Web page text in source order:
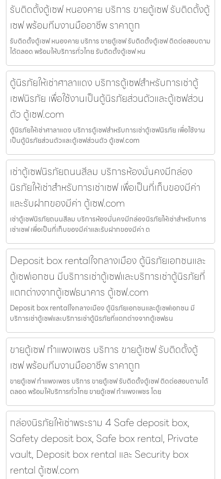
รับติดตั้งตู้เซฟ หนองคาย บริการ ขายตู้เซฟ รับติดตั้งตู้
เซฟ พร้อมทีมงานมืออาชีพ ราคาถูก
รับติดตั้งตู้เซฟ หนองคาย บริการ ขายตู้เซฟ รับติดตั้งตู้เซฟ ติดต่อสอบถาม
ได้ตลอด พร้อมให้บริการทั่วไทย รับติดตั้งตู้เซฟ หน
ตู้นิรภัยให้เช่าศาลาแดง บริการตู้เซฟสำหรับการเช่าตู้
เซฟนิรภัย เพื่อใช้งานเป็นตู้นิรภัยส่วนตัวและตู้เซฟส่วน
ตัว ตู้เซฟ.com
ตู้นิรภัยให้เช่าศาลาแดง บริการตู้เซฟสำหรับการเช่าตู้เซฟนิรภัย เพื่อใช้งาน
เป็นตู้นิรภัยส่วนตัวและตู้เซฟส่วนตัว ตู้เซฟ.com
เช่าตู้เซฟนิรภัยถนนสีลม บริการห้องมั่นคงมีกล่อง
นิรภัยให้เช่าสำหรับการเช่าเซฟ เพื่อเป็นที่เก็บของมีค่า
และรับฝากของมีค่า ตู้เซฟ.com
เช่าตู้เซฟนิรภัยถนนสีลม บริการห้องมั่นคงมีกล่องนิรภัยให้เช่าสำหรับการ
เช่าเซฟ เพื่อเป็นที่เก็บของมีค่าและรับฝากของมีค่า ต
Deposit box rentalใจกลางเมือง ตู้นิรภัยเอกชนและ
ตู้เซฟเอกชน มีบริการเช่าตู้เซฟและบริการเช่าตู้นิรภัยที่
แตกต่างจากตู้เซฟธนาคาร ตู้เซฟ.com
Deposit box rentalใจกลางเมือง ตู้นิรภัยเอกชนและตู้เซฟเอกชน มี
บริการเช่าตู้เซฟและบริการเช่าตู้นิรภัยที่แตกต่างจากตู้เซฟธน
ขายตู้เซฟ กำแพงเพชร บริการ ขายตู้เซฟ รับติดตั้งตู้
เซฟ พร้อมทีมงานมืออาชีพ ราคาถูก
ขายตู้เซฟ กำแพงเพชร บริการ ขายตู้เซฟ รับติดตั้งตู้เซฟ ติดต่อสอบถามได้
ตลอด พร้อมให้บริการทั่วไทย ขายตู้เซฟ กำแพงเพชร โดย
กล่องนิรภัยให้เช่าพระราม 4 Safe deposit box,
Safety deposit box, Safe box rental, Private
vault, Deposit box rental และ Security box
rental ตู้เซฟ.com